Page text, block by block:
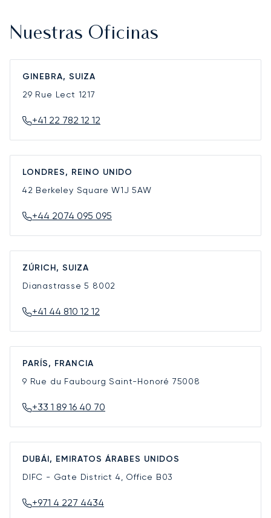
Nuestras Oficinas
GINEBRA, SUIZA
29 Rue Lect 1217
+41 22 782 12 12
LONDRES, REINO UNIDO
42 Berkeley SquareW1J 5AW
+44 2074 095 095
ZÚRICH, SUIZA
Dianastrasse 5 8002
+41 44 810 12 12
PARÍS, FRANCIA
9 Rue du Faubourg Saint-Honoré 75008
+33 1 89 16 40 70
DUBÁI, EMIRATOS ÁRABES UNIDOS
DIFC - Gate District 4, Office B03
+971 4 227 4434